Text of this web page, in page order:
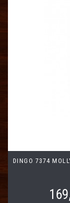
DINGO 7374